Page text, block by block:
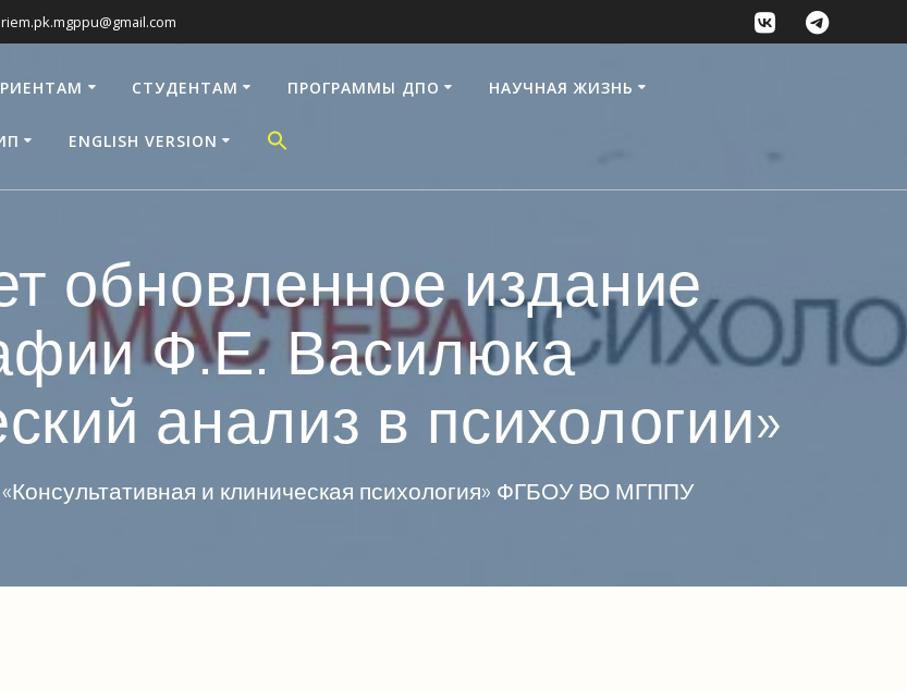
СТУДЕНТАМ ПРОГРАММЫ ДПО НАУЧНАЯ ЖИЗНЬ
ENGLISH VERSION
обновленное издание
Ф.Е. Василюка
анализ в психологии»
и клиническая психология» ФГБОУ ВО МГППУ